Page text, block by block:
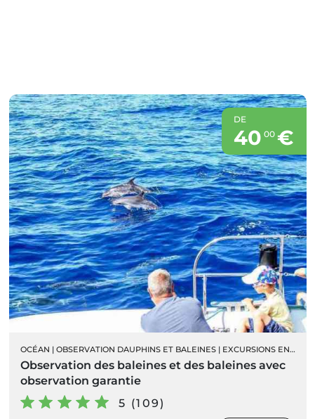
DE
40 00 €
OCÉAN | OBSERVATION DAUPHINS ET BALEINES | EXCURSIONS EN BATEAU
Observation des baleines et des baleines avec
observation garantie
5 (109)